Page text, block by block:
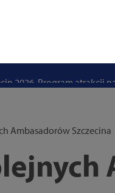
Ambasadorów Szczecina